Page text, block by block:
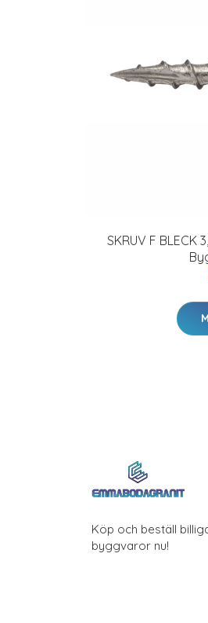
SKRUV F BLECK
Köp och beställ
byggvaror nu!